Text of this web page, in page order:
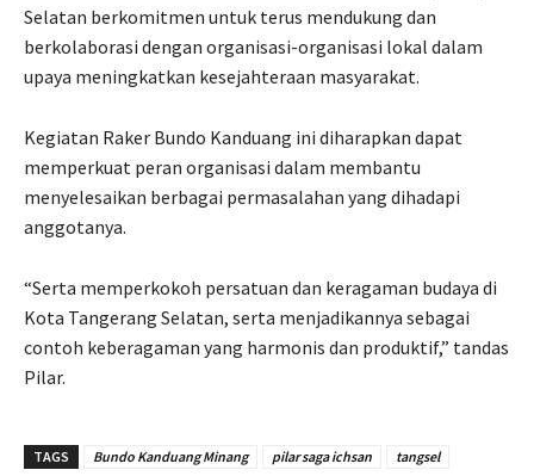
Selatan berkomitmen untuk terus mendukung dan
berkolaborasi dengan organisasi-organisasi lokal dalam
upaya meningkatkan kesejahteraan masyarakat.
Kegiatan Raker Bundo Kanduang ini diharapkan dapat
memperkuat peran organisasi dalam membantu
menyelesaikan berbagai permasalahan yang dihadapi
anggotanya.
“Serta memperkokoh persatuan dan keragaman budaya di
Kota Tangerang Selatan, serta menjadikannya sebagai
contoh keberagaman yang harmonis dan produktif,” tandas
Pilar.
TAGS Bundo Kanduang Minang pilar saga ichsan tangsel